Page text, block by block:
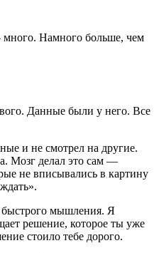
Намного больше, чем
Данные были у него. Все
и не смотрел на другие.
Мозг делал это сам —
не вписывались в картину
быстрого мышления. Я
решение, которое ты уже
стоило тебе дорого.